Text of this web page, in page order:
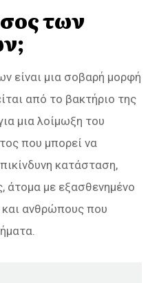
των
είναι μια σοβαρή μορφή
από το βακτήριο της
μια λοίμωξη του
που μπορεί να
κατάσταση,
άτομα με εξασθενημένο
ανθρώπους που